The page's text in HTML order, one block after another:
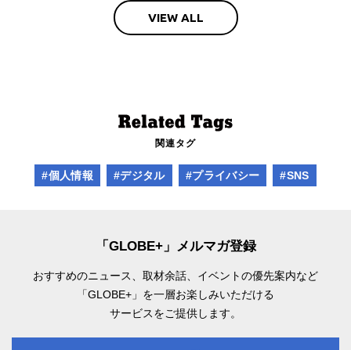
VIEW ALL
関連タグ
#個人情報 #デジタル #プライバシー #SNS
「GLOBE+」メルマガ登録
おすすめのニュース、取材余話、 イベントの優先案内など
「GLOBE+」を一層お楽しみいただける
サービスをご提供します。